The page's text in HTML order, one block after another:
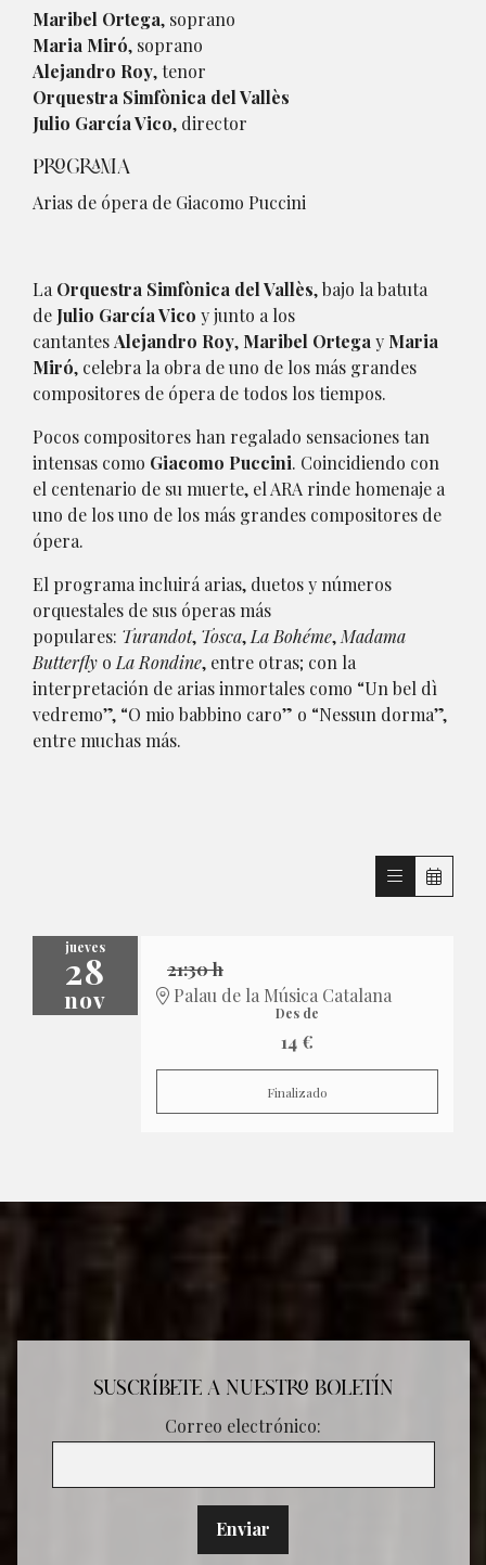
Maribel Ortega, soprano
Maria Miró, soprano
Alejandro Roy, tenor
Orquestra Simfònica del Vallès
Julio García Vico, director
PROGRAMA
Arias de ópera de Giacomo Puccini
La Orquestra Simfònica del Vallès, bajo la batuta
de Julio García Vico y junto a los
cantantesAlejandro Roy, Maribel Ortega y Maria
Miró, celebra la obra de uno de los más grandes
compositores de ópera de todos los tiempos.
Pocos compositores han regalado sensaciones tan
intensas como Giacomo Puccini. Coincidiendo con
el centenario de su muerte, el ARA rinde homenaje a
uno de los uno de los más grandes compositores de
ópera.
El programa incluirá arias, duetos y números
orquestales de sus óperas más
populares: Turandot, Tosca, La Bohéme, Madama
Butterfly o La Rondine, entre otras; con la
interpretación de arias inmortales como “Un bel dì
vedremo”, “O mio babbino caro” o “Nessun dorma”,
entre muchas más.
jueves
28
nov
21:30 h
Palau de la Música Catalana
Des de
14 €
Finalizado
SUSCRÍBETE A NUESTRO BOLETÍN
Correo electrónico: